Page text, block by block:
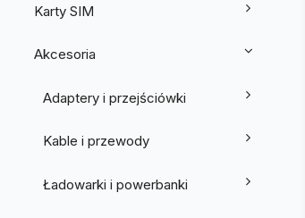
Karty SIM
Akcesoria
Adaptery i przejściówki
Kable i przewody
Ładowarki i powerbanki